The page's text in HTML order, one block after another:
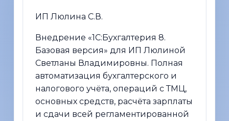
ИП Люлина С.В.
Внедрение «1С:Бухгалтерия 8.
Базовая версия» для ИП Люлиной
Светланы Владимировны. Полная
автоматизация бухгалтерского и
налогового учёта, операций с ТМЦ,
основных средств, расчёта зарплаты
и сдачи всей регламентированной